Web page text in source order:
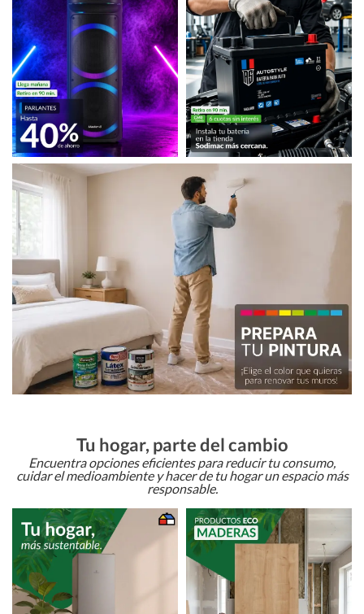
Tu hogar, parte del cambio
Encuentra opciones eficientes para reducir tu consumo,
cuidar el medioambiente y hacer de tu hogar un espacio más
responsable.